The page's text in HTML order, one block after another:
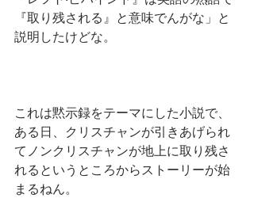
『取り残される』と意味でんがな」と
説明したけどな。
これは黙示録をテーマにした小説で、
ある日、クリスチャンが引きあげられ
てノンクリスチャンが地上に取り残さ
れるというところからストーリーが始
まるねん。